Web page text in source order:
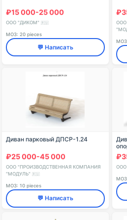
₽15 000-25 000
ООО "ДИКОМ" 🇷🇺
МОЗ: 20 pieces
💬 Написать
ООО
Диван парковый ДПСР-1.24
₽25 000-45 000
ООО "ПРОИЗВОДСТВЕННАЯ КОМПАНИЯ
"МОДУЛЬ"
🇷🇺
МОЗ: 10 pieces
💬 Написать
ООО